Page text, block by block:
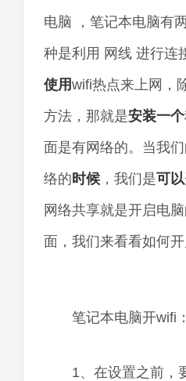
电脑 ，笔记本电脑有
种是利用 网线 进行连
使用wifi热点来上网，
方法，那就是安装一个
面是有网络的。当我
络的时候 ，我们是可以
网络共享就是开启电
面，我们来看看如何开
笔记本电脑开wifi：
1、在设置之前，